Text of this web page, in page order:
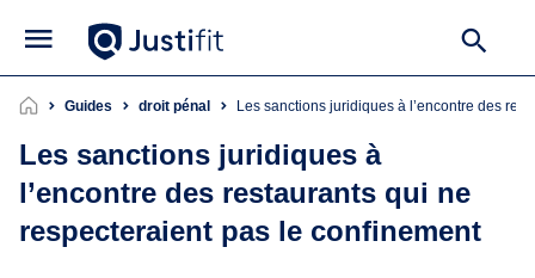
Guides droit pénal Les sanctions juridiques à l’encontre des
Les sanctions juridiques à
l’encontre des restaurants qui ne
respecteraient pas le confinement